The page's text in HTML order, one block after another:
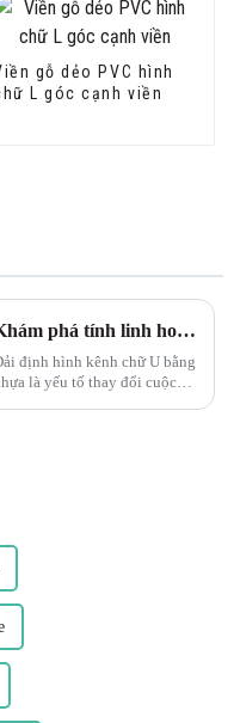
gỗ dẻo PVC hình
L góc cạnh viền
Khám phá tính linh hoạt của thanh profile kênh U PVC Leguwe
định hình kênh chữ U bằng
là yếu tố thay đổi cuộc